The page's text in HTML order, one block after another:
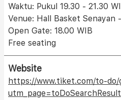
Waktu: Pukul 19.30 - 21.30
Venue: Hall Basket Senayan
Open Gate: 18.00 WIB
Free seating
Website
https://www.tiket.com/to-
utm_page=toDoSearchResult